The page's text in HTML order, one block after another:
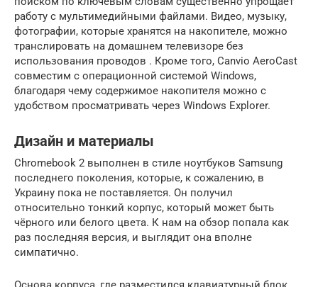
работу с мультимедийными файлами. Видео, музыку,
фотографии, которые хранятся на накопителе, можно
транслировать на домашнем телевизоре без
использования проводов . Кроме того, Canvio AeroCast
совместим с операционной системой Windows,
благодаря чему содержимое накопителя можно с
удобством просматривать через Windows Explorer.
Дизайн и материалы
Chromebook 2 выполнен в стиле ноутбуков Samsung
последнего поколения, которые, к сожалению, в
Украину пока не поставляется. Он получил
относительно тонкий корпус, который может быть
чёрного или белого цвета. К нам на обзор попала как
раз последняя версия, и выглядит она вполне
симпатично.